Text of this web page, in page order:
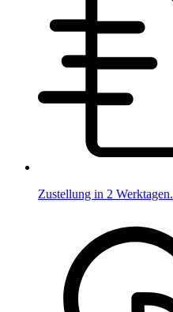
Zustellung in 2 Werktagen.